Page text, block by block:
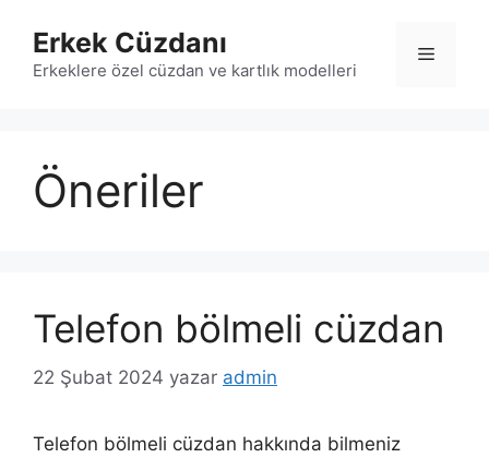
Erkek Cüzdanı
Erkeklere özel cüzdan ve kartlık modelleri
Menü
Öneriler
Telefon bölmeli cüzdan
22 Şubat 2024 yazar admin
Telefon bölmeli cüzdan hakkında bilmeniz